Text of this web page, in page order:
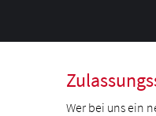
Wer bei uns ein